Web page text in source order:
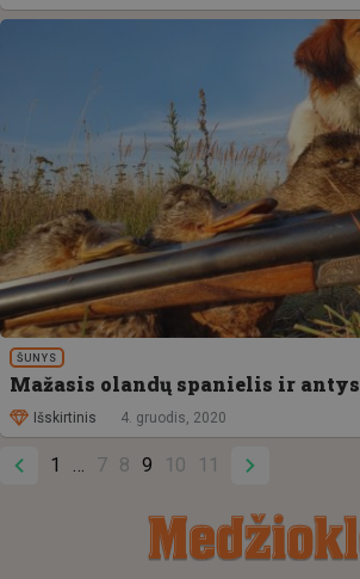
ŠUNYS
Mažasis olandų spanielis ir antys
Išskirtinis 4. gruodis, 2020
1 7 8 9 10 11